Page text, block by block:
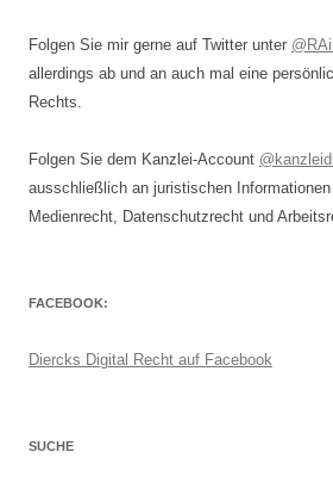
Folgen Sie mir gerne auf Twitter unter
allerdings ab und an auch mal eine
Rechts.
Folgen Sie dem Kanzlei-Account
ausschließlich an juristischen
Medienrecht, Datenschutzrecht und
FACEBOOK:
Diercks Digital Recht auf Facebook
SUCHE